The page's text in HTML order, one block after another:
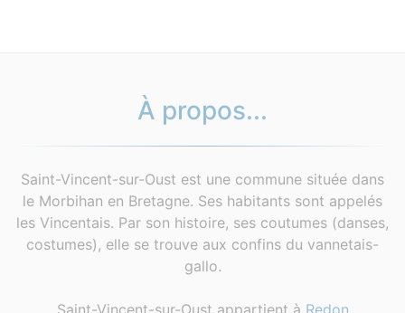
À propos...
Saint-Vincent-sur-Oust est une commune située dans
le Morbihan en Bretagne. Ses habitants sont appelés
les Vincentais. Par son histoire, ses coutumes (danses,
costumes), elle se trouve aux confins du vannetais-
gallo.
Saint-Vincent-sur-Oust appartient à Redon